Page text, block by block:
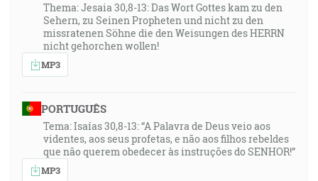
Thema: Jesaia 30,8-13: Das Wort Gottes kam zu den
Sehern, zu Seinen Propheten und nicht zu den
missratenen Söhne die den Weisungen des HERRN
nicht gehorchen wollen!
MP3
PORTUGUÊS
Tema: Isaías 30,8-13: “A Palavra de Deus veio aos
videntes, aos seus profetas, e não aos filhos rebeldes
que não querem obedecer às instruções do SENHOR!”
MP3